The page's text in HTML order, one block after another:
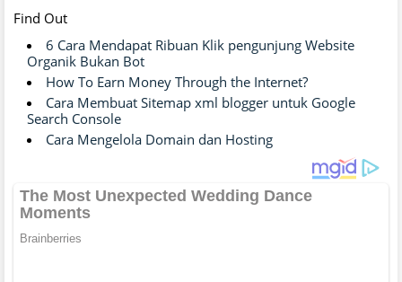
Find Out
6 Cara Mendapat Ribuan Klik pengunjung Website
Organik Bukan Bot
How To Earn Money Through the Internet?
Cara Membuat Sitemap xml blogger untuk Google
Search Console
Cara Mengelola Domain dan Hosting